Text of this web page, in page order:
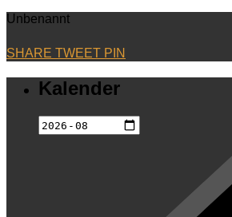
Unbenannt
SHARE TWEET PIN
Kalender